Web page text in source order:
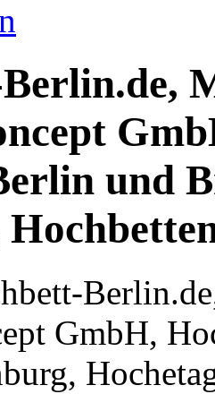
und
GmbH,